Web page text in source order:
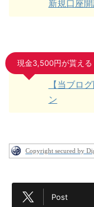
新規口座
現金3,500円が貰える
【当ブロ
ン
Copyright secured by
Post